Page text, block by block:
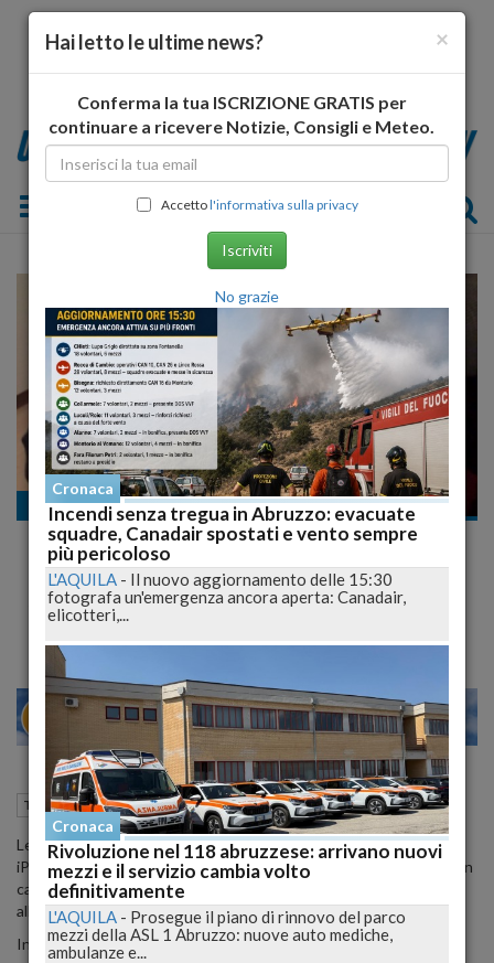
Toggle navigation
Tecnologia
Nuovo iPhone 5 e riconoscimento delle
impronte digitali...
MILANO 28 30
Tecnologia 29 Luglio 2012 17:04
Le speculazioni e i rumos si fanno sempre più serrati per il nuovo
iPhone 5 e se per caso si intravede Tim Cook (il CEO Apple) con un
calippo, subito tutti a scrivere che il nuovo iPhone 5 avrà il gusto
alla coca-cola se leccato!
Insomma un po' di realismo anche a scrivere...
×
Hai letto le ultime news?
Conferma la tua ISCRIZIONE GRATIS per
continuare a ricevere Notizie, Consigli e Meteo.
Accettol'informativa sulla privacy
Iscriviti
No grazie
Cronaca
Incendi senza tregua in Abruzzo: evacuate
squadre, Canadair spostati e vento sempre
più pericoloso
L'AQUILA - Il nuovo aggiornamento delle 15:30
fotografa un'emergenza ancora aperta: Canadair,
elicotteri,...
Cronaca
Rivoluzione nel 118 abruzzese: arrivano nuovi
mezzi e il servizio cambia volto
definitivamente
L'AQUILA - Prosegue il piano di rinnovo del parco
mezzi della ASL 1 Abruzzo: nuove auto mediche,
ambulanze e...